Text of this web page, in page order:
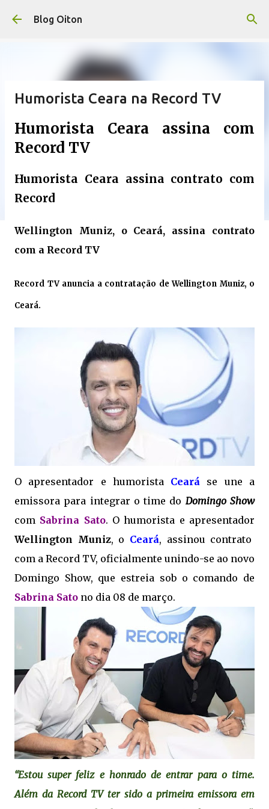
Pular para o conteúdo principal
Blog Oiton
Humorista Ceara na Record TV
Humorista Ceara assina com
Record TV
Humorista Ceara assina contrato com
Record
Wellington Muniz, o Ceará, assina contrato
com a Record TV
Record TV anuncia a contratação de Wellington Muniz, o
Ceará.
O apresentador e humorista Ceará se une a
emissora para integrar o time do Domingo Show
com Sabrina Sato. O humorista e apresentador
Wellington Muniz, o Ceará, assinou contrato
com a Record TV, oficialmente unindo-se ao novo
Domingo Show, que estreia sob o comando de
Sabrina Sato no dia 08 de março.
“Estou super feliz e honrado de entrar para o time.
Além da Record TV ter sido a primeira emissora em